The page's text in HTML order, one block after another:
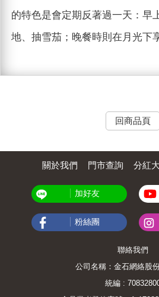
的特色是會定期反著過一天：早
地、抽雪茄；晚餐時則在月光下
回商品頁
關於我們 門市查詢 分紅
加好友
粉絲團
聯絡我們
公司名稱：金石網絡股
統編 :